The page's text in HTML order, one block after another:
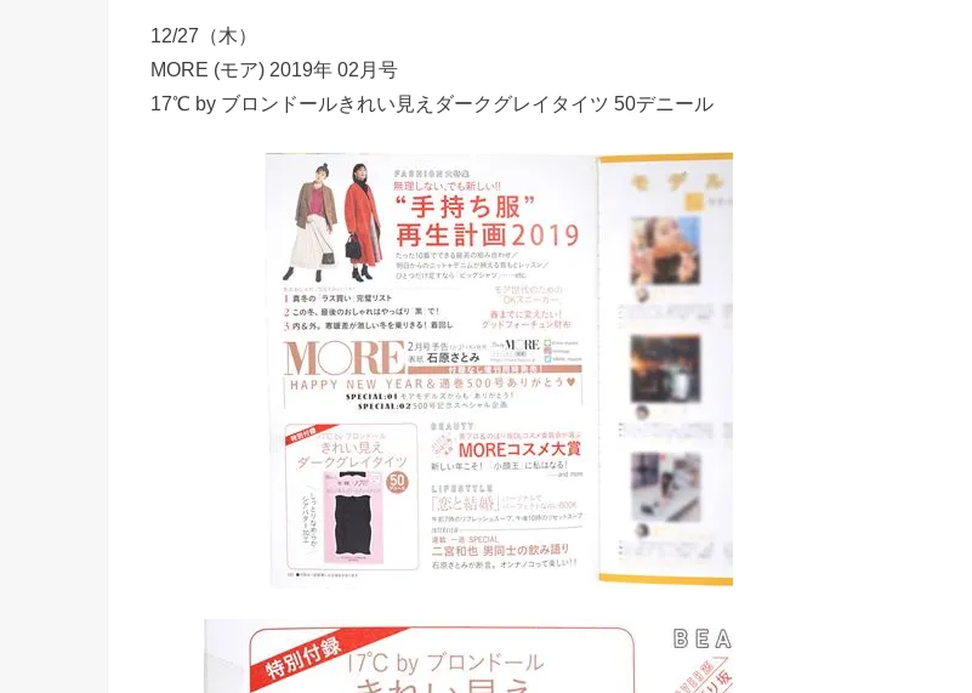
12/27（木）
MORE (モア) 2019年 02月号
17℃ by ブロンドールきれい見えダークグレイタイツ 50デニール